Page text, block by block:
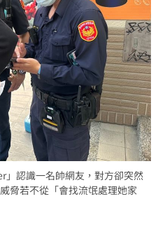
認識一名帥網友，對方卻突然
脅若不從「會找流氓處理她家